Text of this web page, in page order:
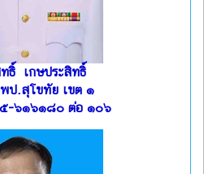
ธิ์ เกษประสิทธิ์
ป.สุโขทัย เขต ๑
-๖๑๖๑๘๐ ต่อ ๑๐๖